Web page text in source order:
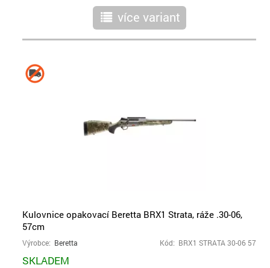
r více variant
Kulovnice opakovací Beretta BRX1 Strata, ráže .30-06,
57cm
Výrobce: Beretta Kód: BRX1 STRATA 30-06 57
SKLADEM